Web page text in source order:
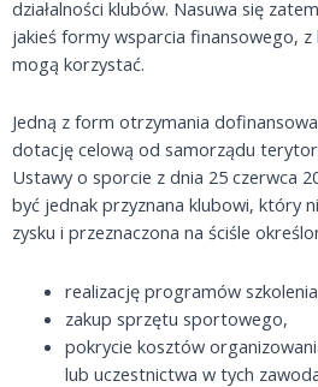
działalności klubów. Nasuwa się
jakieś formy wsparcia finansowego,
mogą korzystać.
Jedną z form otrzymania
dotację celową od samorządu
Ustawy o sporcie z dnia 25 czerwca
być jednak przyznana klubowi, który
zysku i przeznaczona na ściśle
realizację programów
zakup sprzętu sportowego,
pokrycie kosztów
lub uczestnictwa w tych